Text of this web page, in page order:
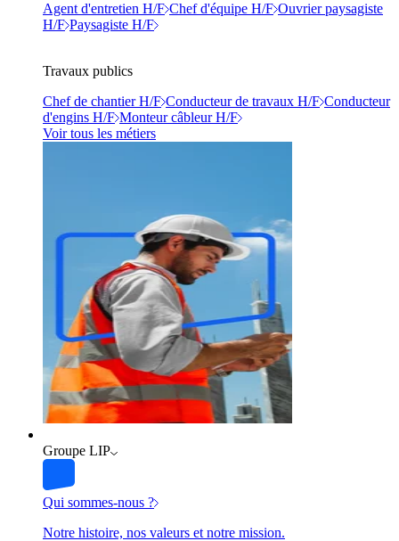
Agent d'entretien H/F Chef d'équipe H/F Ouvrier paysagiste
H/F Paysagiste H/F
Travaux publics
Chef de chantier H/F Conducteur de travaux H/F Conducteur
d'engins H/F Monteur câbleur H/F
Voir tous les métiers
Groupe LIP
Qui sommes-nous ?
Notre histoire, nos valeurs et notre mission.